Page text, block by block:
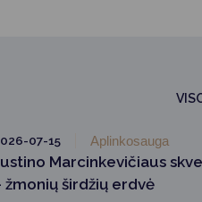
07-15 Aplinkosauga
Marcinkevičiaus
žmonių širdžių erdvė